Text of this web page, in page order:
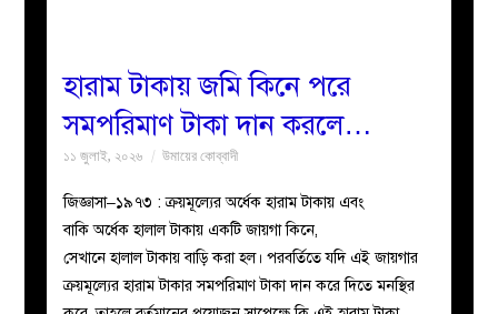
নারীদের
পাতা
মজলিস
প্রশ্ন
হারাম টাকায় জমি কিনে পরে
সমপরিমাণ টাকা দান করলে…
১১ জুলাই, ২০২৬ উমায়ের কোব্বাদী
জিজ্ঞাসা–১৯৭৩ : ক্রয়মূল্যের অর্ধেক হারাম টাকায় এবং
বাকি অর্ধেক হালাল টাকায় একটি জায়গা কিনে,
সেখানে হালাল টাকায় বাড়ি করা হল। পরবর্তিতে যদি এই জায়গার
ক্রয়মূল্যের হারাম টাকার সমপরিমাণ টাকা দান করে দিতে মনস্থির